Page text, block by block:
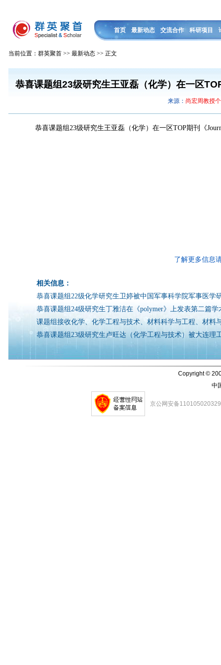
首页 最新动态 交流合作 科研项目
当前位置：群英聚首 >> 最新动态 >> 正文
恭喜课题组23级研究生王亚磊（化学）在一区
来源： 尚宏周教授
恭喜课题组23级研究生王亚磊（化学）在一区TOP期刊《
了解更多信息
相关信息：
恭喜课题组22级化学研究生卫婷被中国军事科学院军事医学
恭喜课题组24级研究生丁雅洁在《polymer》上发表第二篇学
课题组接收化学、化学工程与技术、材料科学与工程、材料
恭喜课题组23级研究生卢旺达（化学工程与技术）被大连理
Copyright ©
中
京公网安备